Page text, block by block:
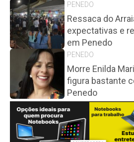
PENEDO
Ressaca do
expectativas e
em Penedo
PENEDO
Morre Enilda
figura bastante
Penedo